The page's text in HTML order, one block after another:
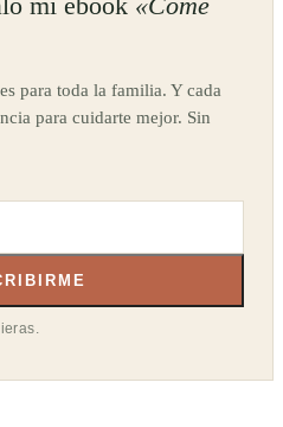
para toda la familia. Y cada
para cuidarte mejor. Sin